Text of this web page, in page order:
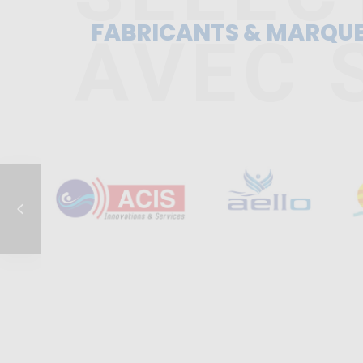
FABRICANTS &